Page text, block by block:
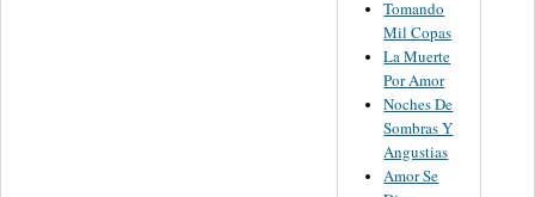
Tomando
Mil Copas
La Muerte
Por Amor
Noches De
Sombras Y
Angustias
Amor Se